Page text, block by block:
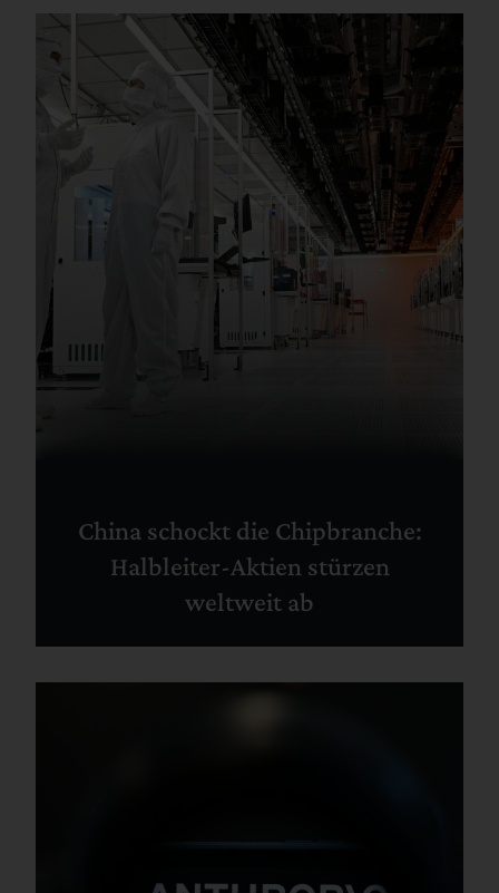
China schockt die Chipbranche:
Halbleiter-Aktien stürzen
weltweit ab